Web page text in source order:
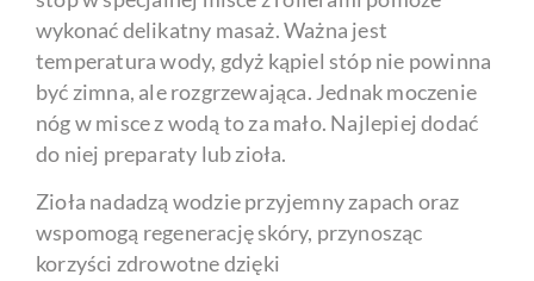
wykonać delikatny masaż. Ważna jest
temperatura wody, gdyż kąpiel stóp nie powinna
być zimna, ale rozgrzewająca. Jednak moczenie
nóg w misce z wodą to za mało. Najlepiej dodać
do niej preparaty lub zioła.
Zioła nadadzą wodzie przyjemny zapach oraz
wspomogą regenerację skóry, przynosząc
korzyści zdrowotne dzięki